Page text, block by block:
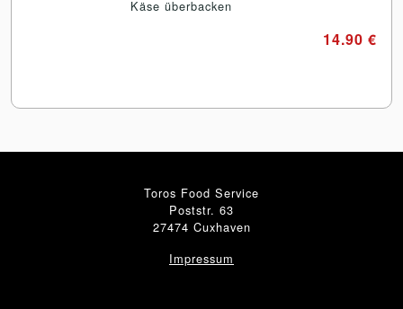
Käse überbacken
14.90 €
Toros Food Service
Poststr. 63
27474 Cuxhaven
Impressum